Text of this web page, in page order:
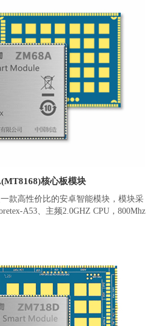
，可采用高阶的H265、HEVC针对
容进行编码，高阶的H265、HEVC 或
高画质视频内容进行解码。
8G LPDDR4X 内存，512GB eMMC
13或以上操作系统。板载支持2.4G/5G
、蓝牙5.0、以太网MAC、电源管
富数据接口，包含MIPI DSI、EDP、
Camera*2、USBx3(USB2.0x2，
、I2Cx6、SPIx5、I2Sx3、ADCx3、
、GPIOs等。
核心板模块
高性价比的安卓智能模块，模块采
A53、主频2.0GHZ CPU，800Mhz
编解码。
模块板载内存为1GB+8GB(可选
、4GB+64GB)，搭载Android 11或以上
双频WiFi、蓝牙5.0、GNSS(GPS/北
、电源管理、充放电等。提供丰富数